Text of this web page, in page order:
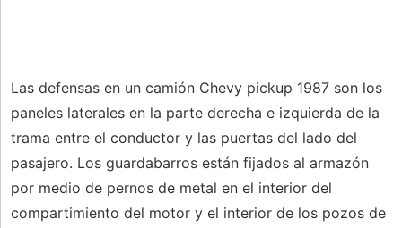
Las defensas en un camión Chevy pickup 1987 son los
paneles laterales en la parte derecha e izquierda de la
trama entre el conductor y las puertas del lado del
pasajero. Los guardabarros están fijados al armazón
por medio de pernos de metal en el interior del
compartimiento del motor y el interior de los pozos de